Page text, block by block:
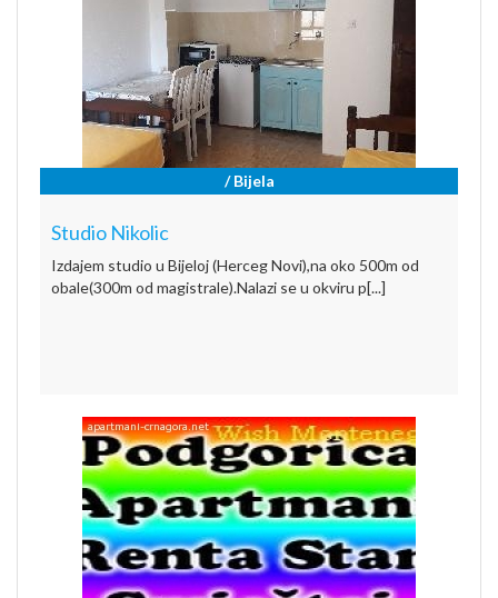
/ Bijela
Studio Nikolic
Izdajem studio u Bijeloj (Herceg Novi),na oko 500m od
obale(300m od magistrale).Nalazi se u okviru p[...]